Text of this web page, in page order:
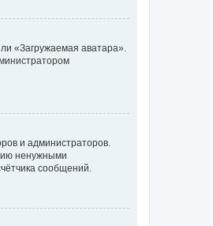
«Загружаемая аватара».
и администраторов.
ненужными
сообщений.